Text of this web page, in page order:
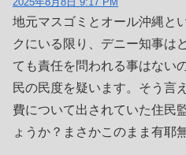
地元マスゴミとオール沖縄と
クにいる限り、デニー知事は
ても責任を問われる事はない
民の民度を疑います。そう言
費について出されていた住民
ょうか？まさかこのまま有耶